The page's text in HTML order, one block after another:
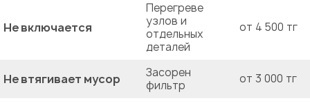
Не включается
Перегреве
узлов и
отдельных
деталей
от 4 500 тг
Не втягивает мусор
Засорен
фильтр
от 3 000 тг